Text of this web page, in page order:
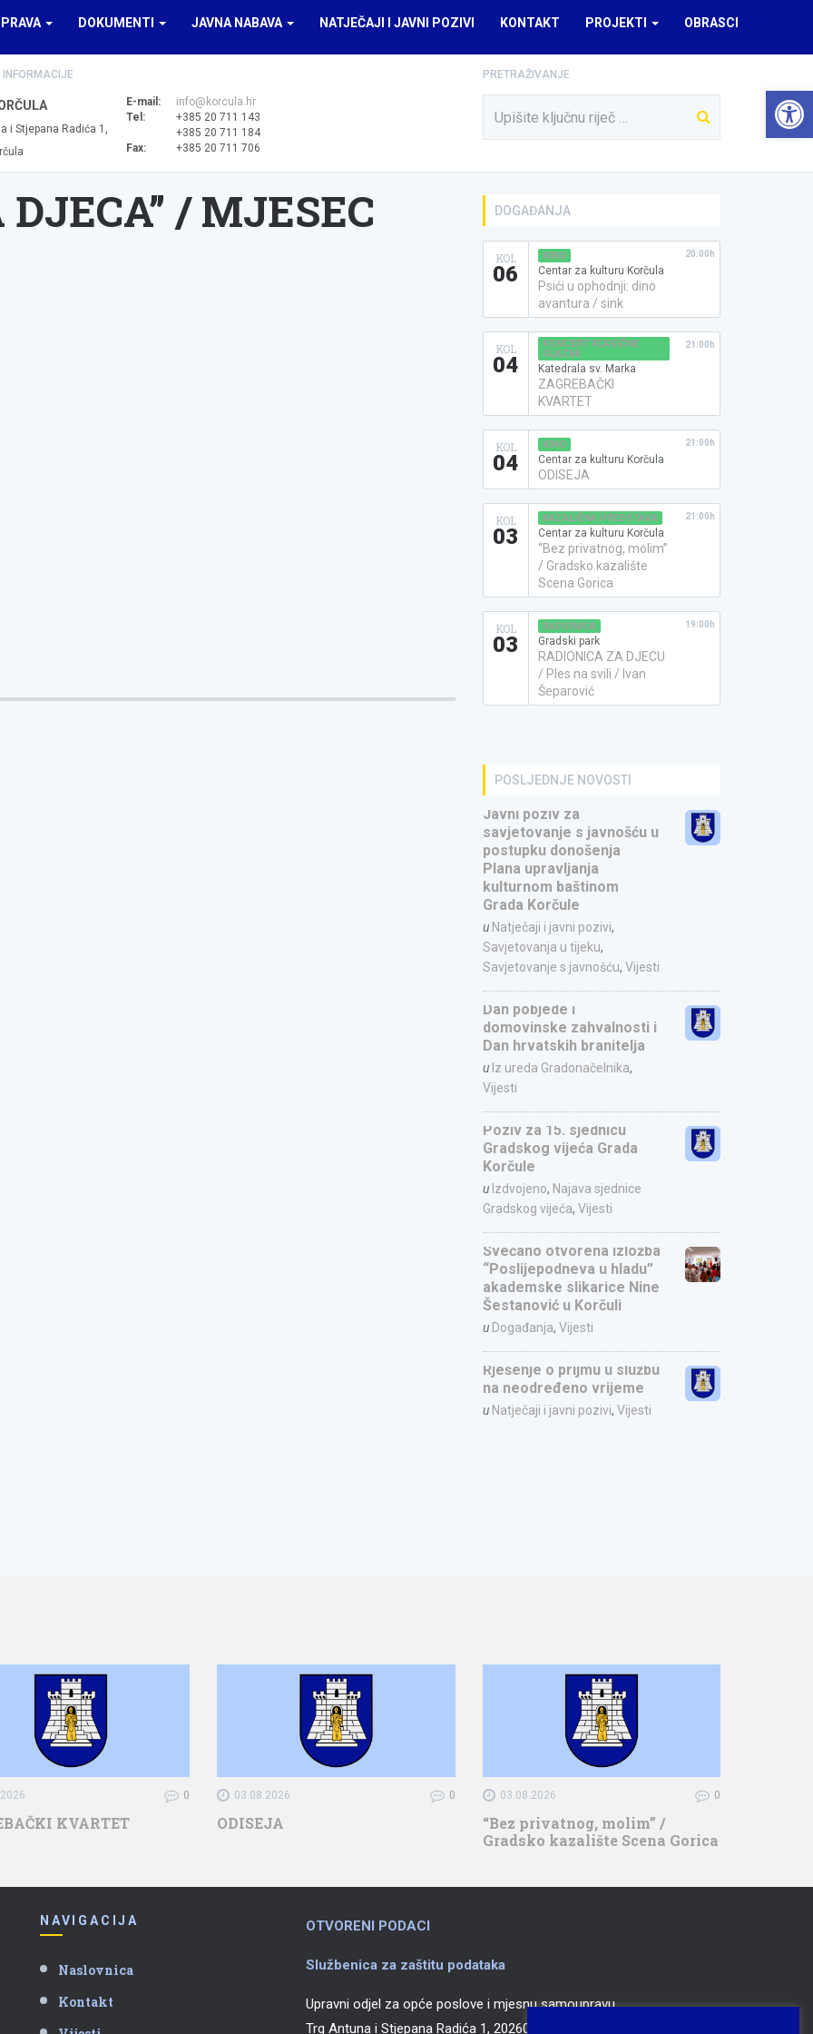
DOKUMENTI JAVNA NABAVA NATJEČAJI I JAVNI POZIVI KONTAKT PROJEKTI OBRASCI
INFORMACIJE
i Stjepana Radića 1,
E-mail:
info@korcula.hr
Tel:
+385 20 711 143
+385 20 711 184
Fax:
+385 20 711 706
PRETRAŽIVANJE
/ MJESEC
DOGAĐANJA
KOL
06
KINO
Centar za kulturu Korčula
Psići u ophodnji: dino
avantura / sink
20:00h
KOL
04
KONCERT KLASIČNE
GLAZBE
Katedrala sv. Marka
ZAGREBAČKI
KVARTET
21:00h
KOL
04
KINO
Centar za kulturu Korčula
ODISEJA
21:00h
KOL
03
KAZALIŠNA PREDSTAVA
Centar za kulturu Korčula
“Bez privatnog, molim”
/ Gradsko kazalište
Scena Gorica
21:00h
KOL
03
RADIONICA
Gradski park
RADIONICA ZA DJECU
/ Ples na svili / Ivan
Šeparović
19:00h
POSLJEDNJE NOVOSTI
Javni poziv za
savjetovanje s javnošću u
postupku donošenja
Plana upravljanja
kulturnom baštinom
Grada Korčule
u Natječaji i javni pozivi,
Savjetovanja u tijeku,
Savjetovanje s javnošću, Vijesti
Dan pobjede i
domovinske zahvalnosti i
Dan hrvatskih branitelja
u Iz ureda Gradonačelnika,
Vijesti
Poziv za 15. sjednicu
Gradskog vijeća Grada
Korčule
u Izdvojeno, Najava sjednice
Gradskog vijeća, Vijesti
Svečano otvorena izložba
“Poslijepodneva u hladu”
akademske slikarice Nine
Šestanović u Korčuli
u Događanja, Vijesti
Rješenje o prijmu u službu
na neodređeno vrijeme
u Natječaji i javni pozivi, Vijesti
0
KVARTET
03.08.2026 0
ODISEJA
03.08.2026 0
“Bez privatnog, molim” /
Gradsko kazalište Scena Gorica
NAVIGACIJA
Naslovnica
Kontakt
OTVORENI PODACI
Službenica za zaštitu podataka
Upravni odjel za opće poslove i mjesnu samoupravu
Trg Antuna i Stjepana Radića 1, 20260 Korčula